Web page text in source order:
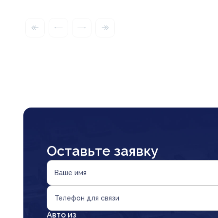
Оставьте заявку
Ваше имя
Телефон для связи
Авто из